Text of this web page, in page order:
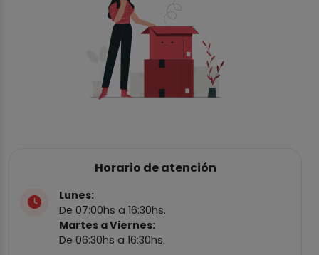
Horario de atención
Lunes:
De 07:00hs a 16:30hs.
Martes a Viernes:
De 06:30hs a 16:30hs.